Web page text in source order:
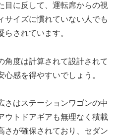
目に反して、運転席からの視
サイズに慣れていない人でも
らされています。
角度は計算されて設計されて
感を得やすいでしょう。
さはステーションワゴンの中
ウトドアギアも無理なく積載
さが確保されており、セダン